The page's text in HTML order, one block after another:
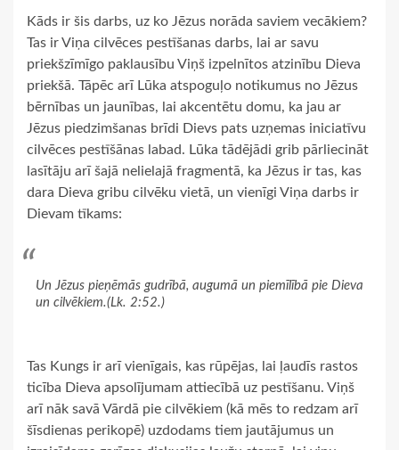
Kāds ir šis darbs, uz ko Jēzus norāda saviem vecākiem?
Tas ir Viņa cilvēces pestīšanas darbs, lai ar savu
priekšzīmīgo paklausību Viņš izpelnītos atzinību Dieva
priekšā. Tāpēc arī Lūka atspoguļo notikumus no Jēzus
bērnības un jaunības, lai akcentētu domu, ka jau ar
Jēzus piedzimšanas brīdi Dievs pats uzņemas iniciatīvu
cilvēces pestīšānas labad. Lūka tādējādi grib pārliecināt
lasītāju arī šajā nelielajā fragmentā, ka Jēzus ir tas, kas
dara Dieva gribu cilvēku vietā, un vienīgi Viņa darbs ir
Dievam tīkams:
Un Jēzus pieņēmās gudrībā, augumā un piemīlībā pie Dieva
un cilvēkiem.(Lk. 2:52.)
Tas Kungs ir arī vienīgais, kas rūpējas, lai ļaudīs rastos
ticība Dieva apsolījumam attiecībā uz pestīšanu. Viņš
arī nāk savā Vārdā pie cilvēkiem (kā mēs to redzam arī
šīsdienas perikopē) uzdodams tiem jautājumus un